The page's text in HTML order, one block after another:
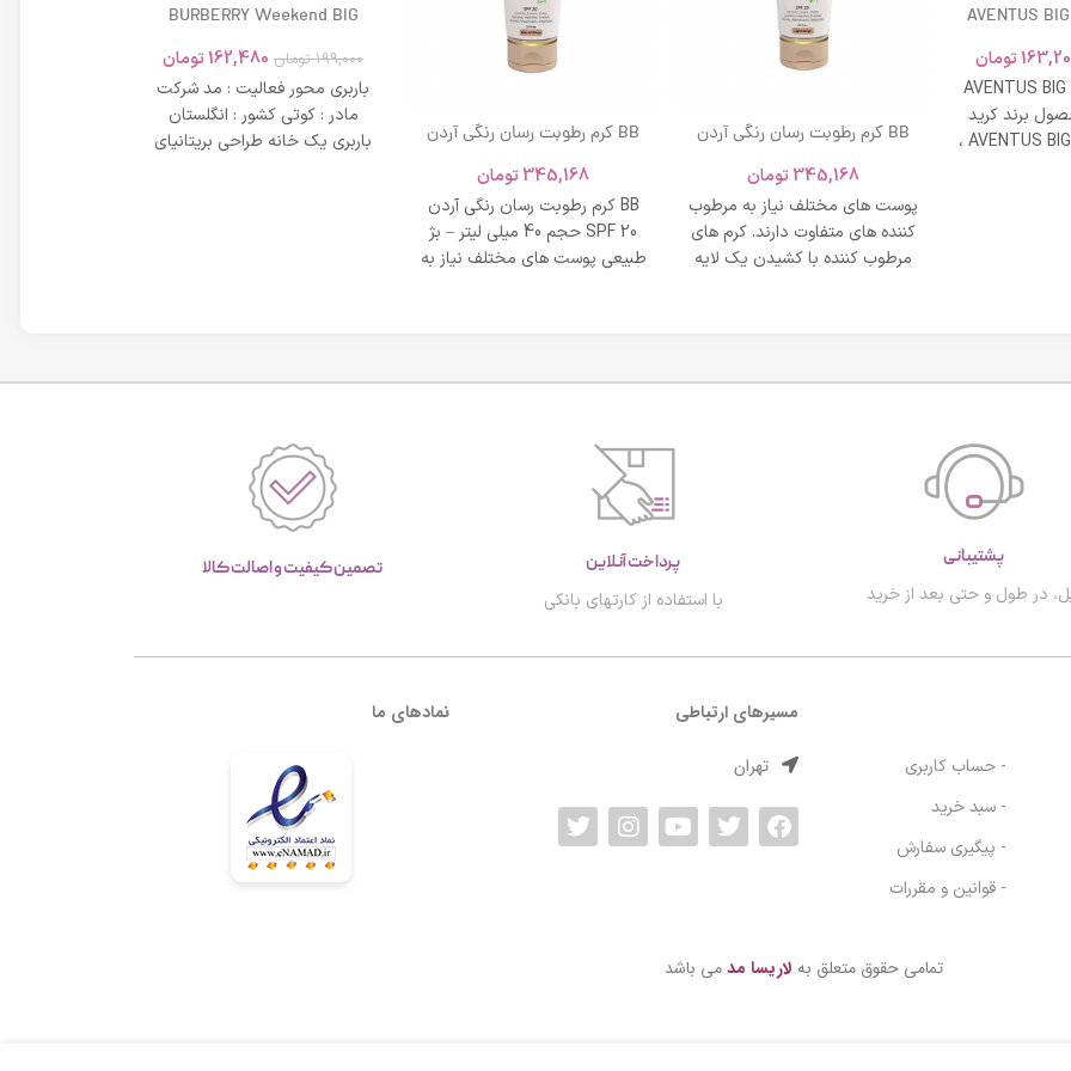
AVENTUS
تومان
AVENTUS
برند کرید
ادکلن AVENTUS BIG MODERN ،
BB کرم رطوبت رسان رنگی آردن
روشن
345,168تومان
پوست های مختلف نیاز به مرطوب
کننده های متفاوت دارند. کرم های
مرطوب کننده با کشیدن یک لایه
BB کرم رطوبت رسان رنگی آردن
طبیعی
345,168تومان
BB کرم رطوبت رسان رنگی آردن
SPF 20 حجم 40 میلی لیتر – بژ
طبیعی پوست های مختلف نیاز به
BURBERRY Weekend BIG
199,000 تومان 162,480تومان
باربری محور فعالیت : مد شرکت
مادر : کوتی کشور : انگلستان
باربری یک خانه طراحی بریتانیای
پشتیبانی
در طول و حتی بعد از خرید
پرداخت آنلاین
با استفاده از کارتهای بانکی
تصمین کیفیت و اصالت کالا
- حساب کاربری
- سبد خرید
- پیگیری سفارش
- قوانین و مقررات
مسیرهای ارتباطی
تهران
نمادهای ما
تمامی حقوق متعلق به لاریسا مدمی باشد